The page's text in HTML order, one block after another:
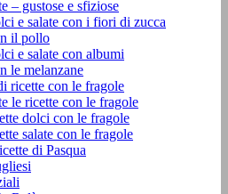
– gustose e sfiziose
e salate con i fiori di zucca
il pollo
e salate con albumi
le melanzane
ricette con le fragole
le ricette con le fragole
dolci con le fragole
salate con le fragole
di Pasqua